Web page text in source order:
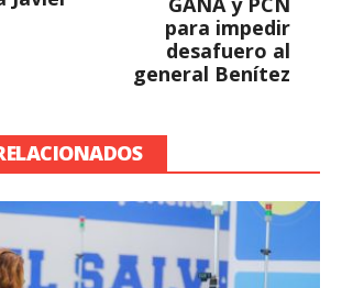
para impedir
desafuero al
general Benítez